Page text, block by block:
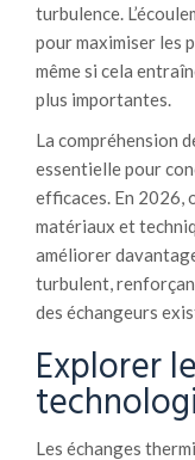
turbulence.
pour maximiser les
même si cela
plus importantes.
La compréhension
essentielle pour
efficaces. En 2026,
matériaux et
améliorer
turbulent,
des échangeurs
Explorer
Les échanges